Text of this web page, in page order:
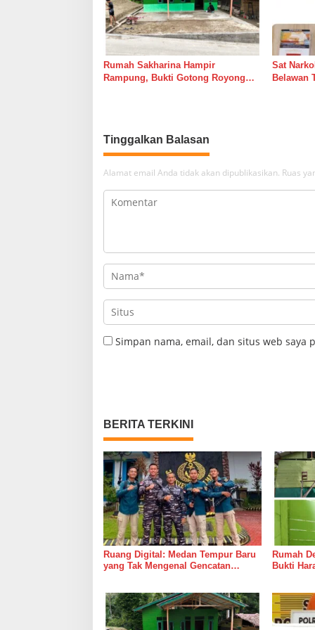
Rumah Sakharina Hampir
Rampung, Bukti Gotong Royong
Sat
Belawan
Tinggalkan Balasan
Alamat email Anda tidak akan dipublikasikan. Ruas
Simpan nama, email, dan situs web
BERITA TERKINI
Ruang Digital: Medan Tempur Baru
yang Tak Mengenal Gencatan
Rumah
Bukti